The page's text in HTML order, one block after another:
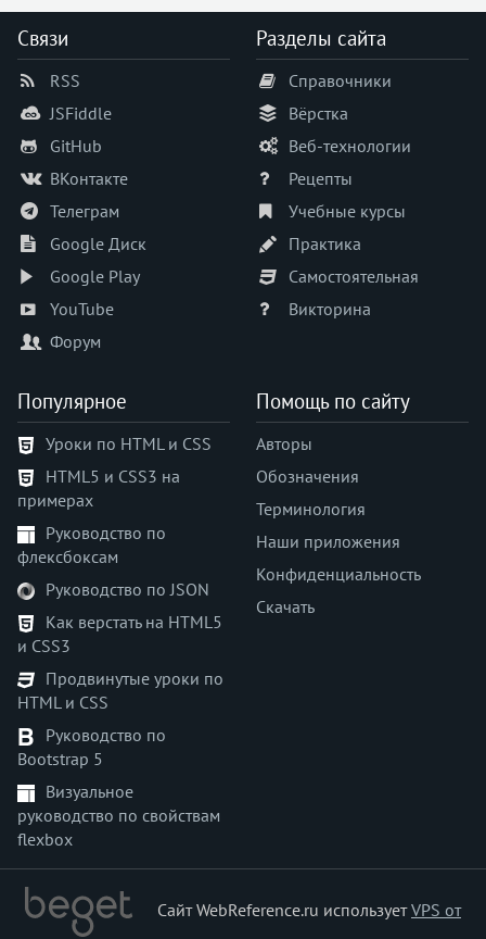
Связи
RSS
JSFiddle
GitHub
ВКонтакте
Телеграм
Google Диск
Google Play
YouTube
Форум
Разделы сайта
Справочники
Вёрстка
Веб-технологии
Рецепты
Учебные курсы
Практика
Самостоятельная
Викторина
Популярное
Уроки по HTML и CSS
HTML5 и CSS3 на
примерах
Руководство по
флексбоксам
Руководство по JSON
Как верстать на HTML5
и CSS3
Продвинутые уроки по
HTML и CSS
Руководство по
Bootstrap 5
Визуальное
руководство по свойствам
flexbox
Помощь по сайту
Авторы
Обозначения
Терминология
Наши приложения
Конфиденциальность
Скачать
Сайт WebReference.ru используетVPS от